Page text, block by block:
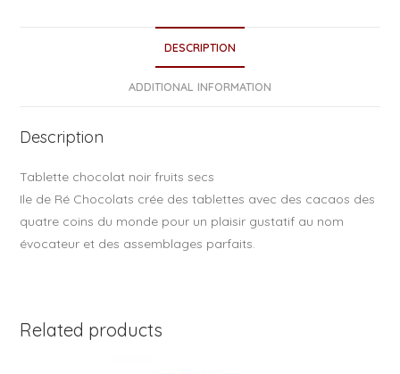
k
DESCRIPTION
ADDITIONAL INFORMATION
Description
Tablette chocolat noir fruits secs
Ile de Ré Chocolats crée des tablettes avec des cacaos des
quatre coins du monde pour un plaisir gustatif au nom
évocateur et des assemblages parfaits.
Related products